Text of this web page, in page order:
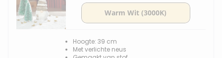
Hoogte: 39 cm
Met verlichte neus